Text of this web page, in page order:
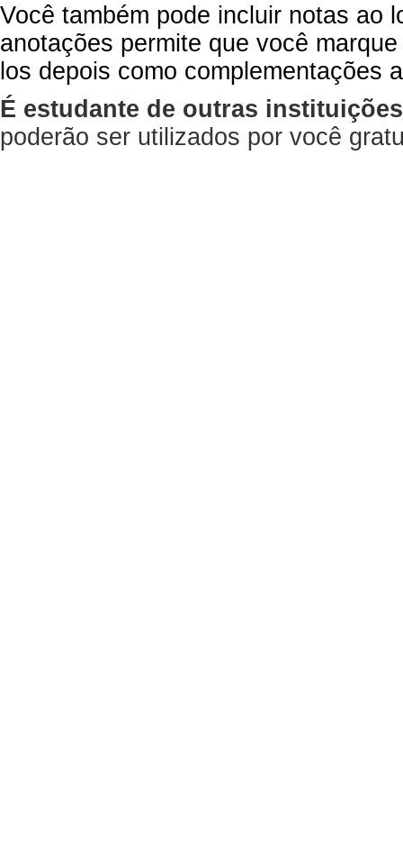
Você também pode incluir notas ao
anotações permite que você
los depois como complementações
É estudante de outras
poderão ser utilizados por você